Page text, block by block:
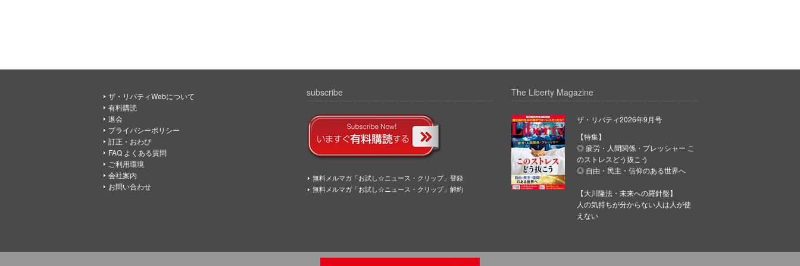
ザ・リバティWebについて
有料購読
退会
プライバシーポリシー
訂正・おわび
FAQ よくある質問
ご利用環境
会社案内
お問い合わせ
subscribe
無料メルマガ「お試し☆ニュース・クリップ」登録
無料メルマガ「お試し☆ニュース・クリップ」解約
The Liberty Magazine
ザ・リバティ2026年9月号
【特集】
◎ 疲労・人間関係・プレッシャー こ
のストレスどう抜こう
◎ 自由・民主・信仰のある世界へ
【大川隆法・未来への羅針盤】
人の気持ちが分からない人は人が使
えない